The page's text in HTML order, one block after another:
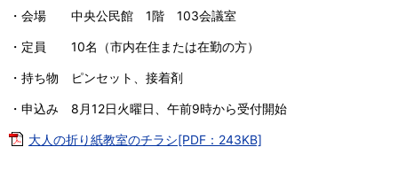
・会場 中央公民館 1階 103会議室
・定員 10名（市内在住または在勤の方）
・持ち物 ピンセット、接着剤
・申込み 8月12日火曜日、午前9時から受付開始
大人の折り紙教室のチラシ[PDF：243KB]